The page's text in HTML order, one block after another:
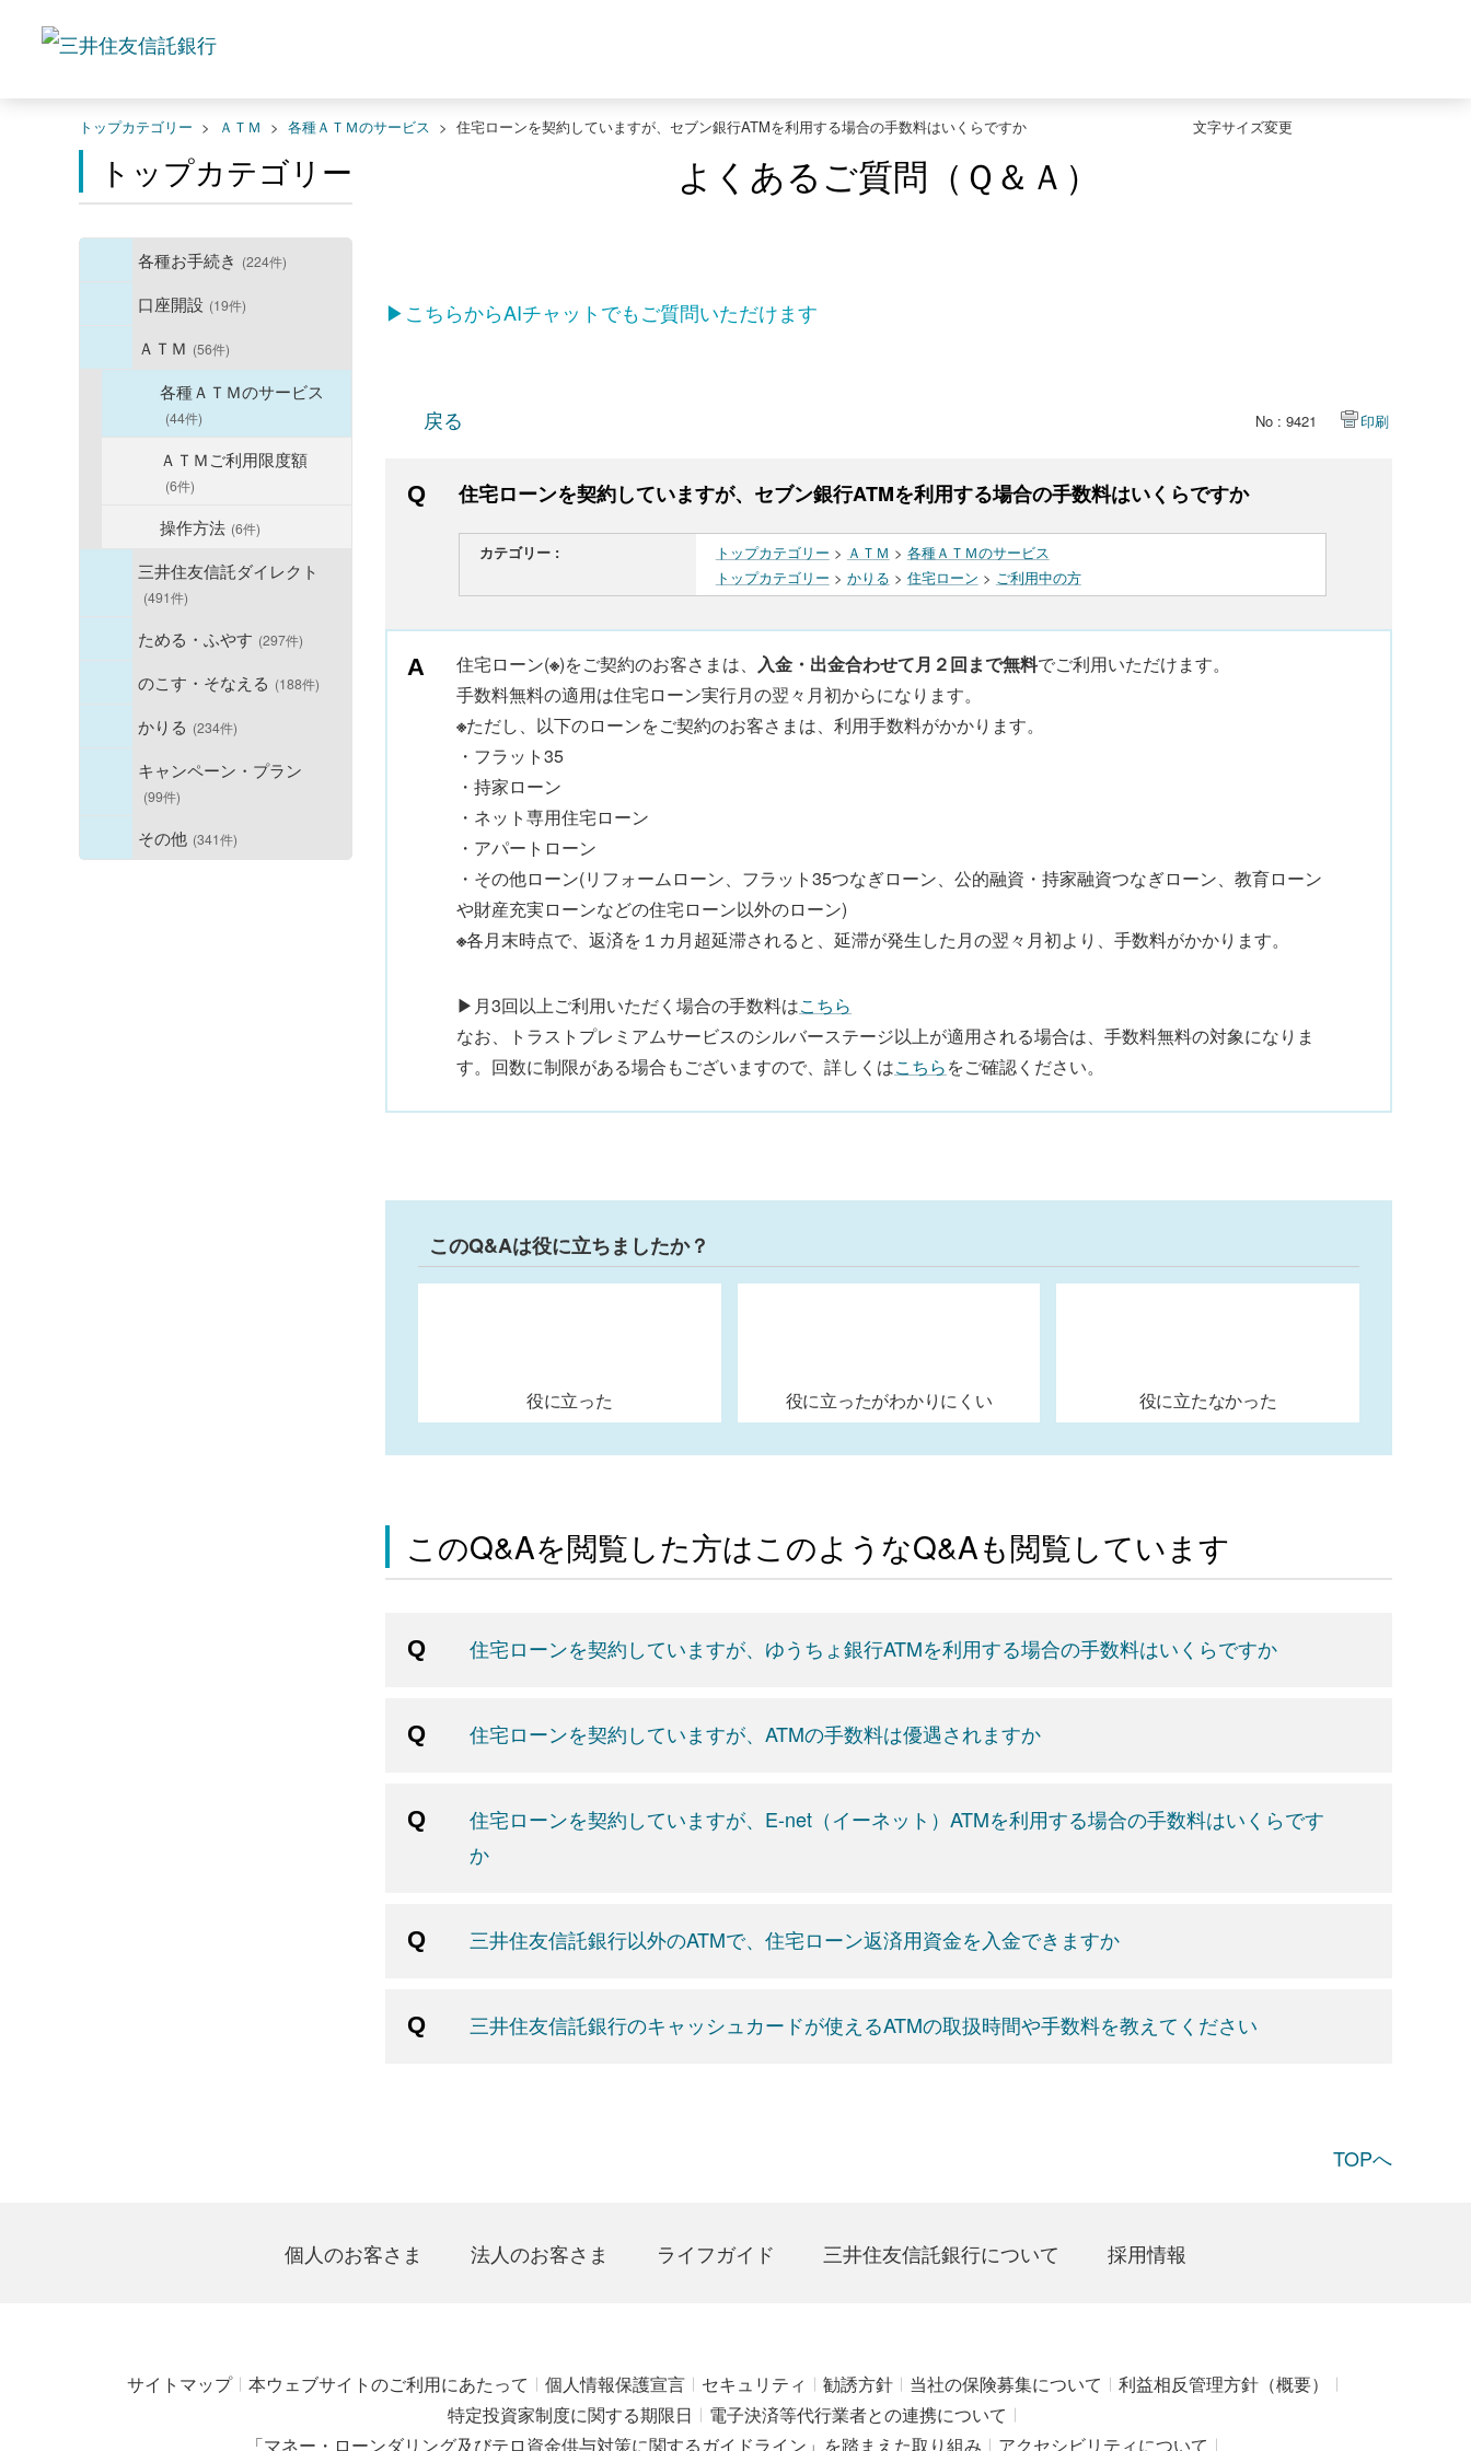
文字サイズ変更
トップカテゴリー > ＡＴＭ > 各種ＡＴＭのサービス > 住宅ローンを契約していますが、セブン銀行ATMを利用する場合の手数料はいくらですか
トップカテゴリー
各種お手続き (224件)
口座開設 (19件)
ＡＴＭ (56件)
各種ＡＴＭのサービス
(44件)
ＡＴＭご利用限度額
(6件)
操作方法 (6件)
三井住友信託ダイレクト
(491件)
ためる・ふやす (297件)
のこす・そなえる (188件)
かりる (234件)
キャンペーン・プラン
(99件)
その他 (341件)
よくあるご質問（Ｑ＆Ａ）
▶こちらからAIチャットでもご質問いただけます
戻る No : 9421 印刷
住宅ローンを契約していますが、セブン銀行ATMを利用する場合の手数料はいくらですか
カテゴリー : トップカテゴリー > ＡＴＭ > 各種ＡＴＭのサービス
トップカテゴリー > かりる > 住宅ローン > ご利用中の方
住宅ローン(※)をご契約のお客さまは、 入金・出金合わせて月２回まで無料でご利用いただけます。
手数料無料の適用は住宅ローン実行月の翌々月初からになります。
※ただし、以下のローンをご契約のお客さまは、利用手数料がかかります。
・フラット35
・持家ローン
・ネット専用住宅ローン
・アパートローン
・その他ローン(リフォームローン、フラット35つなぎローン、公的融資・持家融資つなぎローン、教育ローン
や財産充実ローンなどの住宅ローン以外のローン)
※各月末時点で、返済を１カ月超延滞されると、延滞が発生した月の翌々月初より、手数料がかかります。
▶月3回以上ご利用いただく場合の手数料はこちら
なお、トラストプレミアムサービスのシルバーステージ以上が適用される場合は、手数料無料の対象になりま
す。回数に制限がある場合もございますので、詳しくはこちらをご確認ください。
このQ&Aは役に立ちましたか？
役に立った 役に立ったがわかりにくい 役に立たなかった
このQ&Aを閲覧した方はこのようなQ&Aも閲覧しています
住宅ローンを契約していますが、ゆうちょ銀行ATMを利用する場合の手数料はいくらですか
住宅ローンを契約していますが、ATMの手数料は優遇されますか
住宅ローンを契約していますが、E-net（イーネット）ATMを利用する場合の手数料はいくらです
か
三井住友信託銀行以外のATMで、住宅ローン返済用資金を入金できますか
三井住友信託銀行のキャッシュカードが使えるATMの取扱時間や手数料を教えてください
TOPへ
個人のお客さま 法人のお客さま ライフガイド 三井住友信託銀行について 採用情報
サイトマップ 本ウェブサイトのご利用にあたって 個人情報保護宣言 セキュリティ 勧誘方針 当社の保険募集について
利益相反管理方針（概要）
特定投資家制度に関する期限日
電子決済等代行業者との連携について
「マネー・ローンダリング及びテロ資金供与対策に関するガイドライン」を踏まえた取り組み
アクセシビリティについて